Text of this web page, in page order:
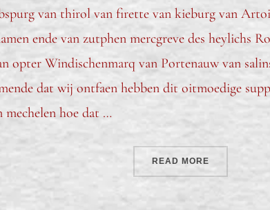
van thirol van firette van kieburg van
ende van zutphen mercgreve des heylichs
opter Windischenmarq van Portenauw van
dat wij ontfaen hebben dit oitmoedige
mechelen hoe dat …
READ MORE